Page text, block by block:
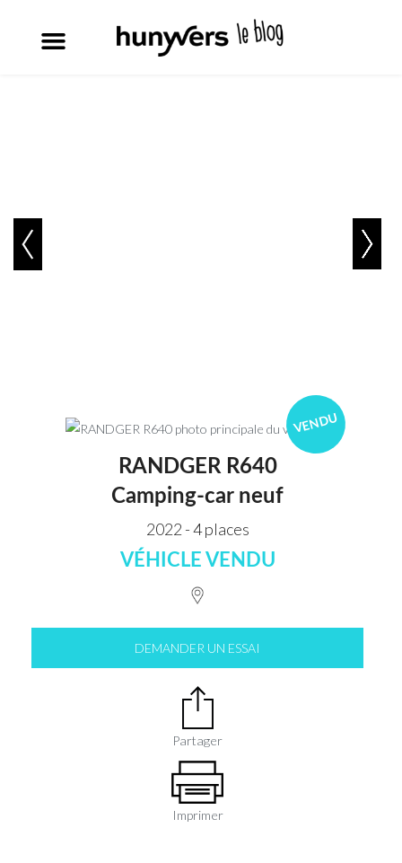
VENDU
RANDGER R640
Camping-car neuf
2022 - 4 places
VÉHICLE VENDU
DEMANDER UN ESSAI
Partager
Imprimer